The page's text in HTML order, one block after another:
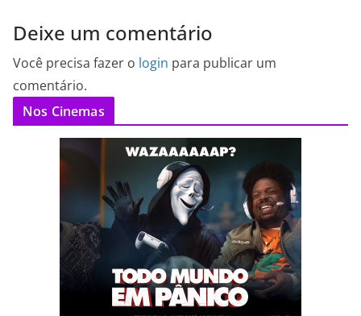
Deixe um comentário
Você precisa fazer o login para publicar um
comentário.
Nos Cinemas